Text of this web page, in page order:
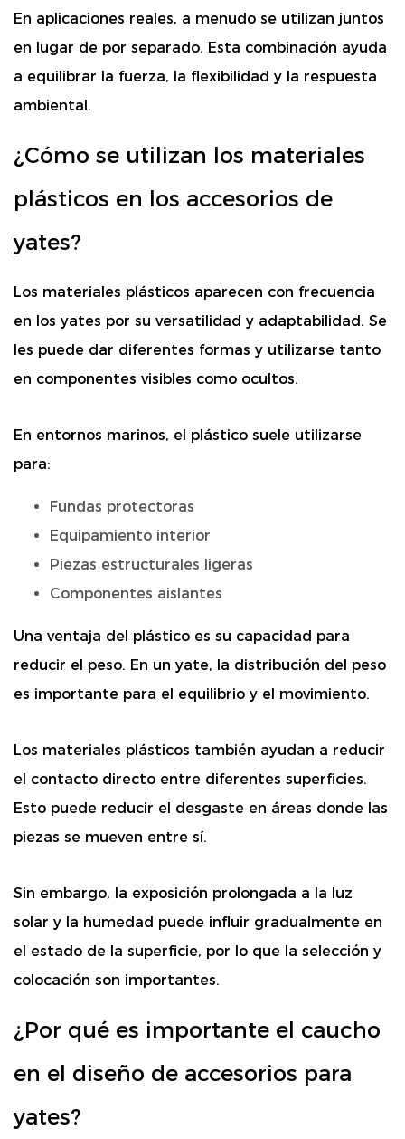
En aplicaciones reales, a menudo se utilizan juntos
en lugar de por separado. Esta combinación ayuda
a equilibrar la fuerza, la flexibilidad y la respuesta
ambiental.
¿Cómo se utilizan los materiales
plásticos en los accesorios de
yates?
Los materiales plásticos aparecen con frecuencia
en los yates por su versatilidad y adaptabilidad. Se
les puede dar diferentes formas y utilizarse tanto
en componentes visibles como ocultos.
En entornos marinos, el plástico suele utilizarse
para:
Fundas protectoras
Equipamiento interior
Piezas estructurales ligeras
Componentes aislantes
Una ventaja del plástico es su capacidad para
reducir el peso. En un yate, la distribución del peso
es importante para el equilibrio y el movimiento.
Los materiales plásticos también ayudan a reducir
el contacto directo entre diferentes superficies.
Esto puede reducir el desgaste en áreas donde las
piezas se mueven entre sí.
Sin embargo, la exposición prolongada a la luz
solar y la humedad puede influir gradualmente en
el estado de la superficie, por lo que la selección y
colocación son importantes.
¿Por qué es importante el caucho
en el diseño de accesorios para
yates?